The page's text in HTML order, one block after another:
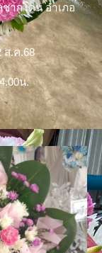
ากโดน อำเภอ
ส.ค.68
น.